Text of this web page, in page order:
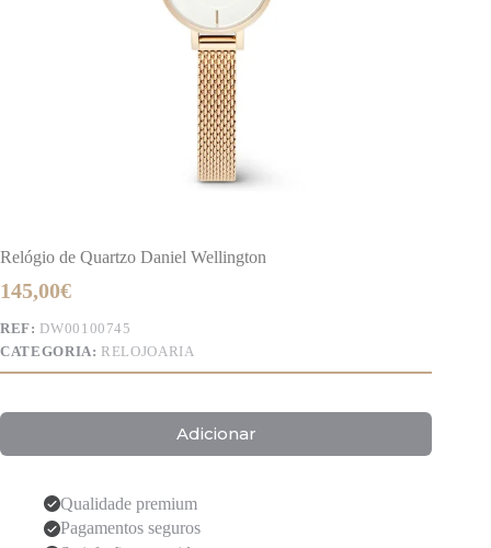
Relógio de Quartzo Daniel Wellington
145,00€
REF: DW00100745
CATEGORIA: RELOJOARIA
Adicionar
Qualidade premium
Pagamentos seguros